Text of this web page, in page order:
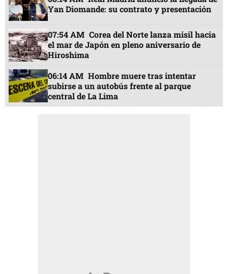
Yan Diomande: su contrato y presentación
07:54 AM Corea del Norte lanza misil hacia
el mar de Japón en pleno aniversario de
Hiroshima
06:14 AM Hombre muere tras intentar
subirse a un autobús frente al parque
central de La Lima